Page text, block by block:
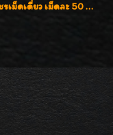
ต่างหูเพชรเม็ดเดี่ยว เม็ดละ 50 สตางค์ คู่ละ 1 กะรัต เพชรเบลเยี่ยมคัท น้ำ 98 F-Color/ VVS2 / 3EX พร้อมใบเซอร์สถาบัน GIA มาตรฐานสากลค่ะ